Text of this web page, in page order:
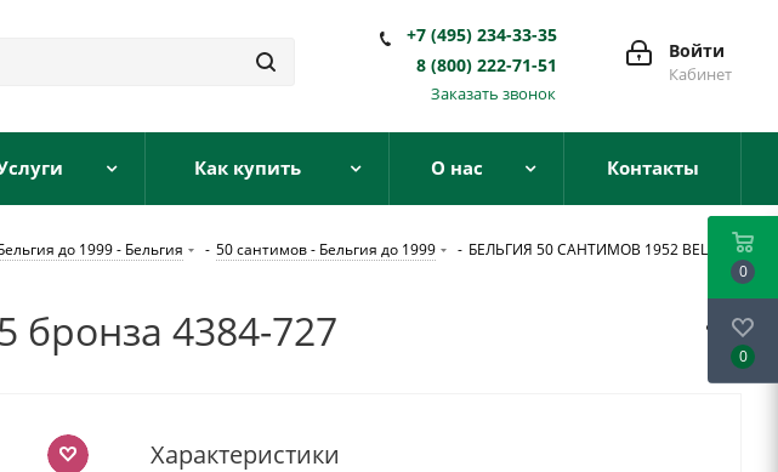
Войти
Кабинет
+7 (495) 234-33-35
8 (800) 222-71-51
Заказать звонок
Как купить О нас Контакты
до 1999 - Бельгия - 50 сантимов - Бельгия до 1999 - БЕЛЬГИЯ 50 САНТИМОВ 1952 BELGIE
4384-727
Характеристики
0
0